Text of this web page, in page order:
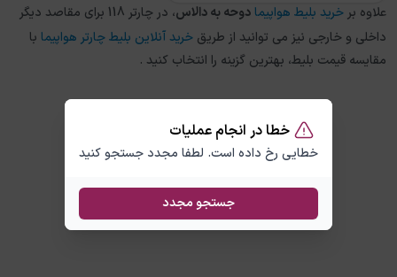
خطا در انجام عملیات
خطایی رخ داده است. لطفا مجدد جستجو کنید
جستجو مجدد
علاوه بر خرید بلیط هواپیما دوحهبهدالاس
، در چارتر 118 برای مقاصد دیگر
داخلی و خارجی نیز می توانید از طریق خرید آنلاین بلیط چارتر هواپیما با
مقایسه قیمت بلیط، بهترین گزینه را انتخاب کنید .